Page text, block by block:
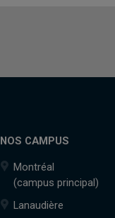
NOS CAMPUS
Montréal
(campus principal)
Lanaudière